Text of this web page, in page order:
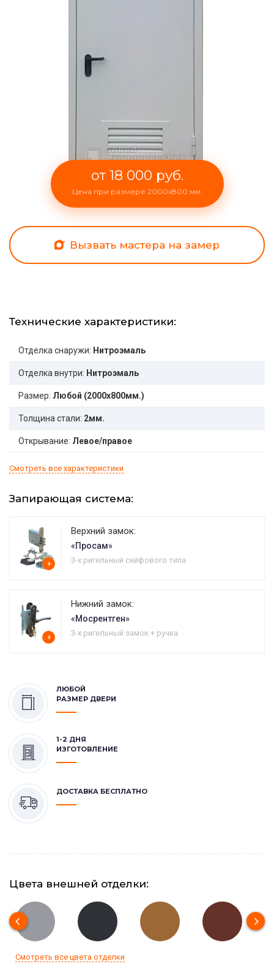
от 18 000 руб.
Цена при размере 2000x800 мм.
Вызвать мастера на замер
Технические характеристики:
Отделка снаружи: Нитроэмаль
Отделка внутри: Нитроэмаль
Размер: Любой (2000x800мм.)
Толщина стали: 2мм.
Открывание: Левое/правое
Смотреть все характеристики
Запирающая система:
+
Верхний замок:
«Просам»
3-х ригельный сейфового типа
+
Нижний замок:
«Мосрентген»
3-х ригельный замок + ручка
ЛЮБОЙ
РАЗМЕР ДВЕРИ
1-2 ДНЯ
ИЗГОТОВЛЕНИЕ
ДОСТАВКА БЕСПЛАТНО
Цвета внешней отделки:
Смотреть все цвета отделки